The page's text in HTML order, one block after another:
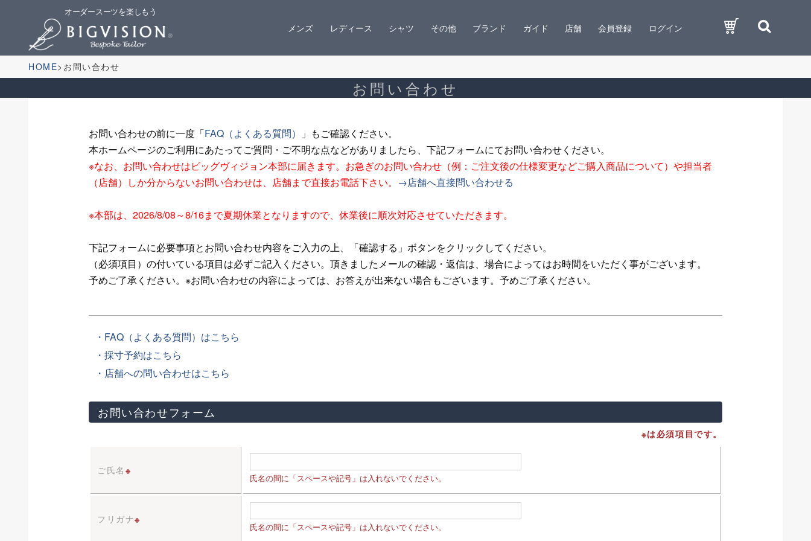
オーダースーツを楽しもう
メンズ レディース シャツ その他 ブランド ガイド 店舗 会員登録 ログイン
HOME お問い合わせ
お問い合わせ
お問い合わせの前に一度「FAQ（よくある質問）
」もご確認ください。
本ホームページのご利用にあたってご質問・ご不明な点などがありましたら、下記フォームにてお問い合わせください。
※なお、お問い合わせはビッグヴィジョン本部に届きます。お急ぎのお問い合わせ（例：ご注文後の仕様変更などご購入商品について）や担当者
（店舗）しか分からないお問い合わせは、店舗まで直接お電話下さい。 →店舗へ直接問い合わせる
※本部は、2026/8/08～8/16まで夏期休業となりますので、休業後に順次対応させていただきます。
下記フォームに必要事項とお問い合わせ内容をご入力の上、「確認する」ボタンをクリックしてください。
（必須項目）の付いている項目は必ずご記入ください。頂きましたメールの確認・返信は、場合によってはお時間をいただく事がございます。
予めご了承ください。※お問い合わせの内容によっては、お答えが出来ない場合もございます。予めご了承ください。
・FAQ（よくある質問）はこちら
・採寸予約はこちら
・店舗への問い合わせはこちら
お問い合わせフォーム
※は必須項目です。
ご氏名 ※
氏名の間に「スペースや記号」は入れないでください。
フリガナ※
氏名の間に「スペースや記号」は入れないでください。